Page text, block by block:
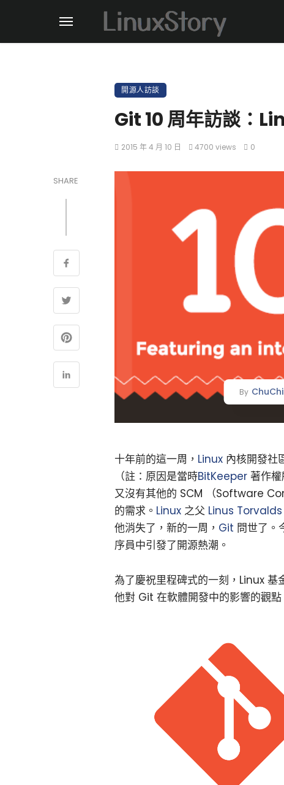
開源人訪談
Git 10 周年訪談：
2015 年 4 月 10 日 4700 views 0
SHARE
By
十年前的這一周， Linux 內核開發社
（註：原因是當時BitKeeper 著作
又沒有其他的 SCM （Software
的需求。 Linux 之父 Linus Torvalds
他消失了，新的一周， Git 問世了。
序員中引發了開源熱潮。
為了慶祝里程碑式的一刻，Linux 基
他對 Git 在軟體開發中的影響的觀點